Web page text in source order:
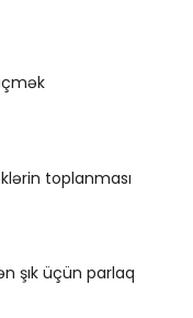
toplanması
şık üçün parlaq